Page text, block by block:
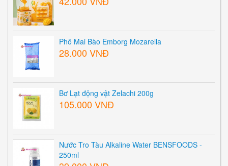
Phô Mai Bào Emborg Mozarella
28.000 VNĐ
Bơ Lạt động vật Zelachi 200g
105.000 VNĐ
Nước Tro Tàu Alkaline Water BENSFOODS -
250ml